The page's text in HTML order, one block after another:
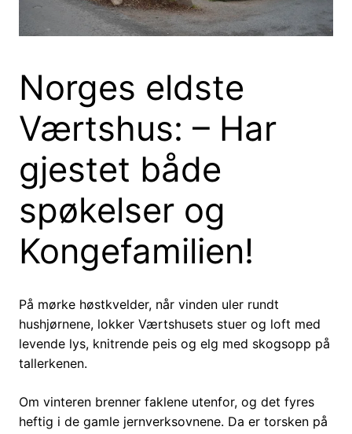
Norges eldste
Værtshus: – Har
gjestet både
spøkelser og
Kongefamilien!
På mørke høstkvelder, når vinden uler rundt
hushjørnene, lokker Værtshusets stuer og loft med
levende lys, knitrende peis og elg med skogsopp på
tallerkenen.
Om vinteren brenner faklene utenfor, og det fyres
heftig i de gamle jernverksovnene. Da er torsken på